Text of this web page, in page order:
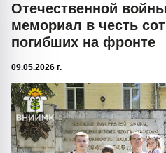
Отечественной
мемориал в честь
погибших на фронте
09.05.2026 г.